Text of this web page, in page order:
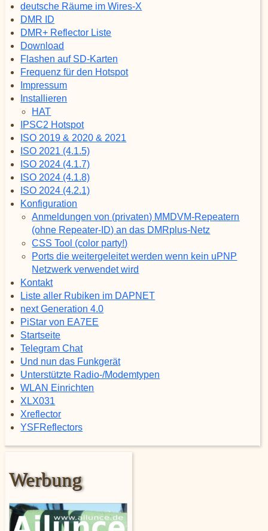
deutsche Räume im Wires-X
DMR ID
DMR+ Reflector Liste
Download
Flashen auf SD-Karten
Frequenz für den Hotspot
Impressum
Installieren
HAT
IPSC2 Hotspot
ISO 2019 & 2020 & 2021
ISO 2021 (4.1.5)
ISO 2024 (4.1.7)
ISO 2024 (4.1.8)
ISO 2024 (4.2.1)
Konfiguration
Anmeldungen von (privaten) MMDVM-Repeatern
(ohne Repeater-ID) an das DMRplus-Netz
CSS Tool (color party!)
Ports die weitergeleitet werden wenn kein uPNP
Netzwerk verwendet wird
Kontakt
Liste aller Rubiken im DAPNET
next Generation 4.0
PiStar von EA7EE
Startseite
Telegram Chat
Und nun das Funkgerät
Unterstützte Radio-/Modemtypen
WLAN Einrichten
XLX031
Xreflector
YSFReflectors
Werbung